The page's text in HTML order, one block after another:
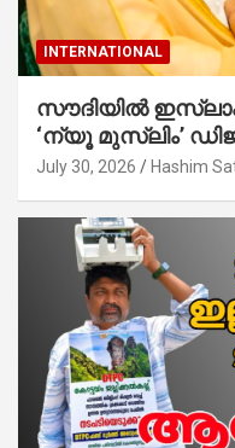
INTERNATIONAL
സൗദിയില്‍
‘ന്യൂ മുസ്ലിം’
ആരംഭിച്ചു
July 30, 2026 Hashim